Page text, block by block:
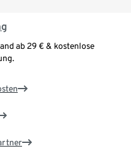
ab 29 € & kostenlose